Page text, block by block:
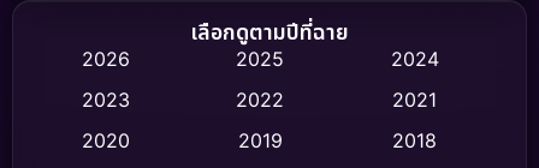
Biography ชีวิตจริง
Classic หนังคลาสสิก (47)
เลือกดูตามปีที่ฉาย
2026 2025
2024
2023
2022
2021
2020
2019
2018